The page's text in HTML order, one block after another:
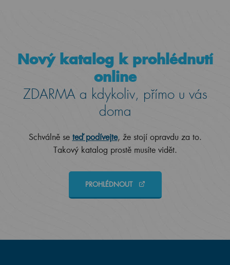
Nový katalog k prohlédnutí
online
ZDARMA a kdykoliv, přímo u vás
doma
Schválně se teď podívejte, že stojí opravdu za to.
Takový katalog prostě musíte vidět.
PROHLÉDNOUT